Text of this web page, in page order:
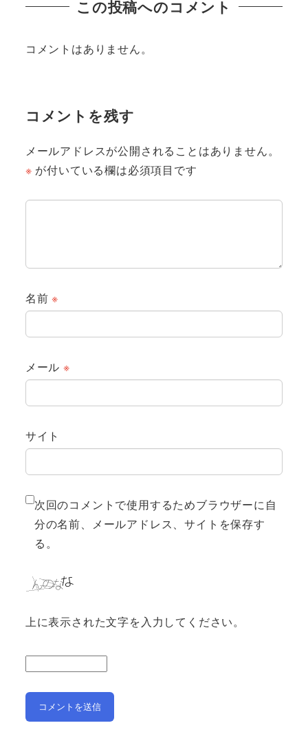
この投稿へのコメント
コメントはありません。
コメントを残す
メールアドレスが公開されることはありません。
※ が付いている欄は必須項目です
名前※
メール ※
サイト
次回のコメントで使用するためブラウザーに自
分の名前、メールアドレス、サイトを保存す
る。
上に表示された文字を入力してください。